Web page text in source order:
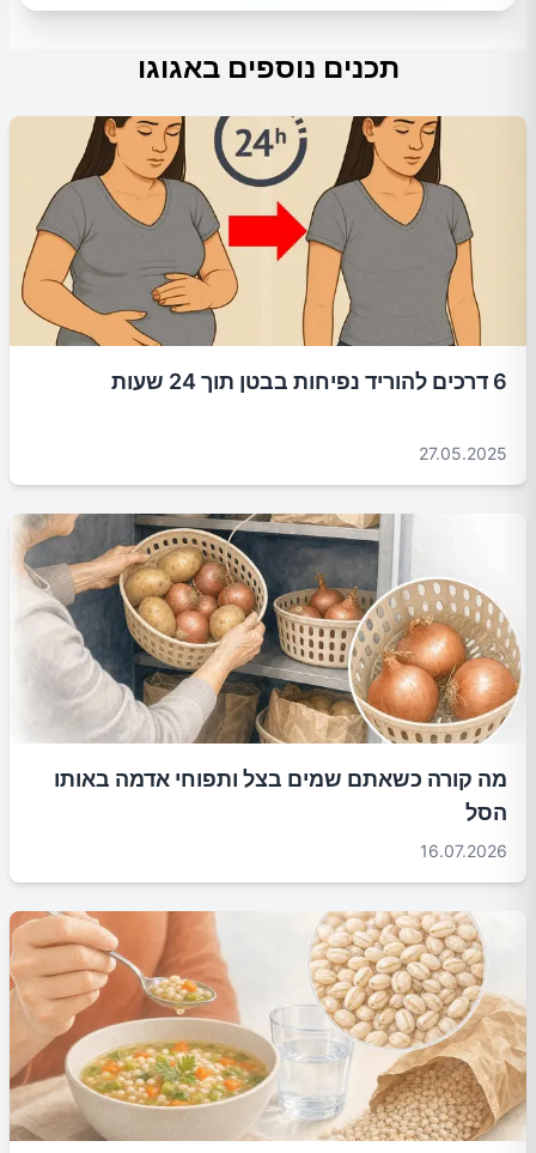
תכנים נוספים באגוגו
6 דרכים להוריד נפיחות בבטן תוך 24 שעות
27.05.2025
מה קורה כשאתם שמים בצל ותפוחי אדמה באותו
הסל
16.07.2026